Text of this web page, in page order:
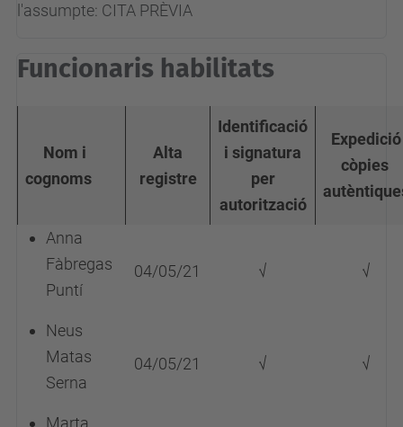
l'assumpte: CITA PRÈVIA
Funcionaris habilitats
Nom i
cognoms
Alta
registre
Identificació
i signatura
per
autorització
Expedició
còpies
Anna
Fàbregas
Puntí
04/05/21 √ √
Neus
Matas
Serna
04/05/21 √ √
Marta